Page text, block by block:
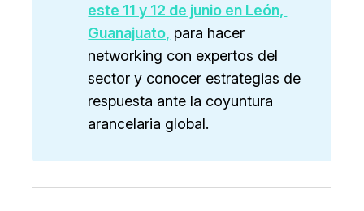
este 11 y 12 de junio en León,
Guanajuato, para hacer
networking con expertos del
sector y conocer estrategias de
respuesta ante la coyuntura
arancelaria global.